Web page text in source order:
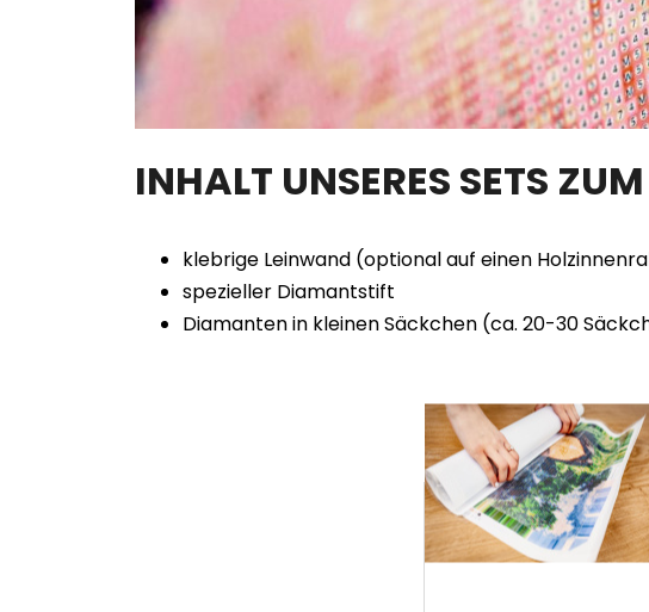
INHALT UNSERES SETS
klebrige Leinwand (optional auf einen
spezieller Diamantstift
Diamanten in kleinen Säckchen (ca. 20-30